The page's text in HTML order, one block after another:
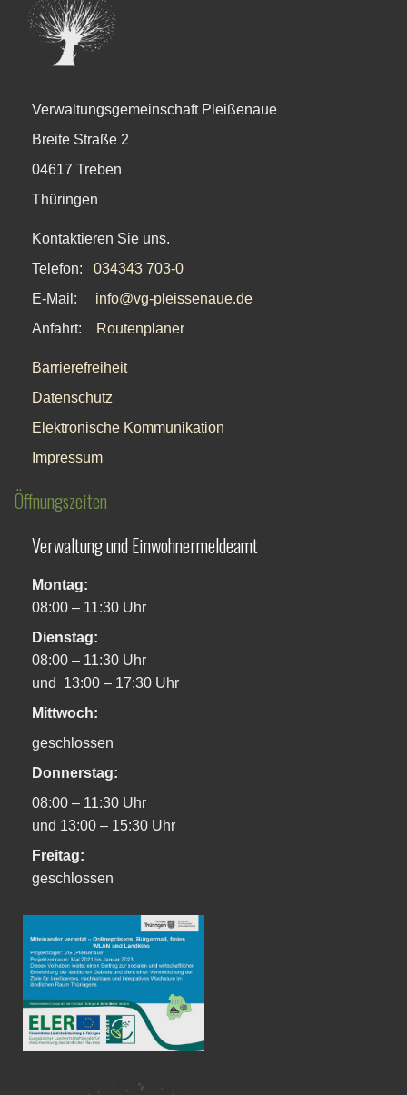
Verwaltungsgemeinschaft Pleißenaue
Breite Straße 2
04617 Treben
Thüringen
Kontaktieren Sie uns.
Telefon: 034343 703-0
E-Mail: info@vg-pleissenaue.de
Anfahrt:
Routenplaner
Barrierefreiheit
Datenschutz
Elektronische Kommunikation
Impressum
Öffnungszeiten
Verwaltung und Einwohnermeldeamt
Montag:
08:00 – 11:30 Uhr
Dienstag:
08:00 – 11:30 Uhr
und 13:00 – 17:30 Uhr
Mittwoch:
geschlossen
Donnerstag:
08:00 – 11:30 Uhr
und 13:00 – 15:30 Uhr
Freitag:
geschlossen